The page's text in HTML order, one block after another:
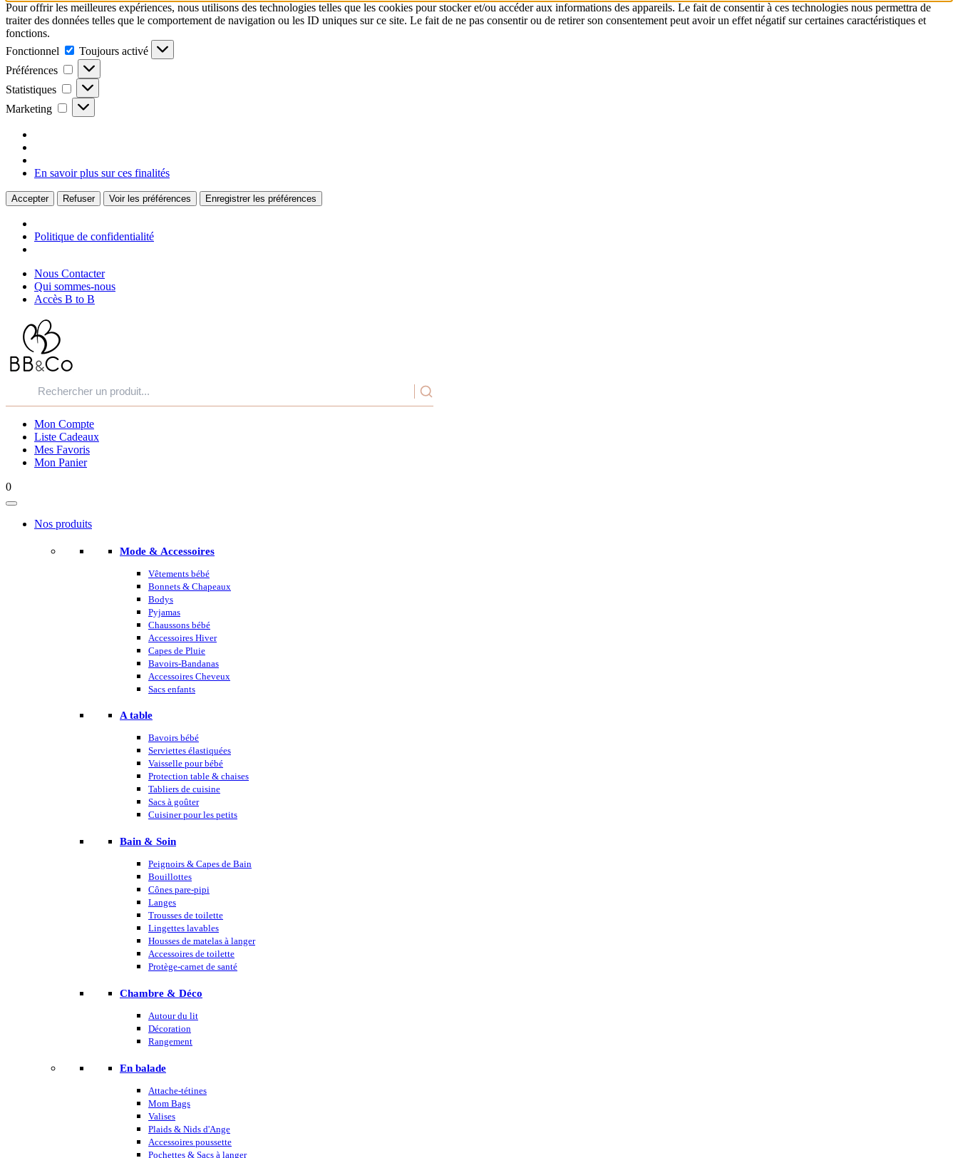
Pour offrir les meilleures expériences, nous utilisons des technologies telles que les cookies pour stocker et/ou accéder aux informations des appareils. Le fait de consentir à ces technologies nous permettra de
traiter des données telles que le comportement de navigation ou les ID uniques sur ce site. Le fait de ne pas consentir ou de retirer son consentement peut avoir un effet négatif sur certaines caractéristiques et
fonctions.
Fonctionnel
Fonctionnel
Toujours activé
Préférences
Préférences
Statistiques
Statistiques
Marketing
Marketing
En savoir plus sur ces finalités
Accepter Refuser Voir les préférences Enregistrer les préférences
Politique de confidentialité
Nous Contacter
Qui sommes-nous
Accès B to B
Mon Compte
Liste Cadeaux
Mes Favoris
Mon Panier
0
Nos produits
Mode & Accessoires
Vêtements bébé
Bonnets & Chapeaux
Bodys
Pyjamas
Chaussons bébé
Accessoires Hiver
Capes de Pluie
Bavoirs-Bandanas
Accessoires Cheveux
Sacs enfants
A table
Bavoirs bébé
Serviettes élastiquées
Vaisselle pour bébé
Protection table & chaises
Tabliers de cuisine
Sacs à goûter
Cuisiner pour les petits
Bain & Soin
Peignoirs & Capes de Bain
Bouillottes
Cônes pare-pipi
Langes
Trousses de toilette
Lingettes lavables
Housses de matelas à langer
Accessoires de toilette
Protège-carnet de santé
Chambre & Déco
Autour du lit
Décoration
Rangement
En balade
Attache-tétines
Mom Bags
Valises
Plaids & Nids d'Ange
Accessoires poussette
Pochettes & Sacs à langer